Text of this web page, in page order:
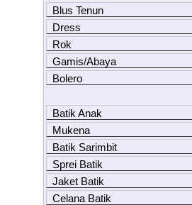
Blus Tenun
Dress
Rok
Gamis/Abaya
Bolero
Batik Anak
Mukena
Batik Sarimbit
Sprei Batik
Jaket Batik
Celana Batik